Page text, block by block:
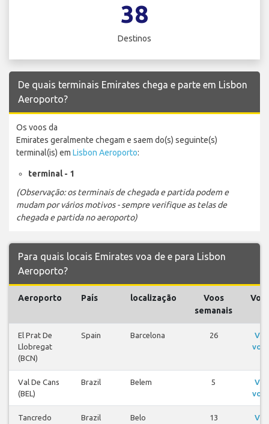
38
Destinos
De quais terminais Emirates chega e parte em Lisbon
Aeroporto?
Os voos da
Emirates geralmente chegam e saem do(s) seguinte(s)
terminal(is) em Lisbon Aeroporto:
terminal - 1
(Observação: os terminais de chegada e partida podem e
mudam por vários motivos - sempre verifique as telas de
chegada e partida no aeroporto)
Para quais locais Emirates voa de e para Lisbon
Aeroporto?
Aeroporto País localização
Voos
semanais
El Prat De
Llobregat
(BCN)
Spain Barcelona 26
Ver
voos
Val De Cans
(BEL)
Brazil Belem 5
Ver
voos
Tancredo
Brazil
Belo
13
Ver